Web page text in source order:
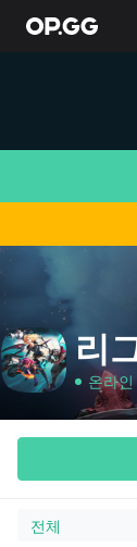
리
온라
전체